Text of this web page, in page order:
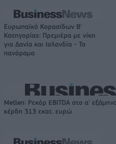
Ευρωπαϊκό Κορασίδων Β'
Κατηγορίας: Πρεμιέρα με νίκη
για Δανία και Ισλανδία - Το
πανόραμα
Metlen: Ρεκόρ EBITDA στο α'
κέρδη 313 εκατ. ευρώ